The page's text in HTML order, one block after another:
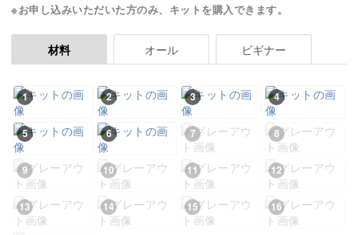
※お申し込みいただいた方のみ、キットを購入できます。
材料 オール ビギナー
1 2 3 4
5 6 7 8
9 10 11 12
13 14 15 16